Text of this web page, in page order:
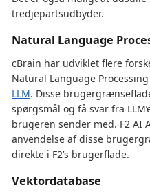
tredjepartsudbyder.
Natural Language
cBrain har udviklet flere
Natural Language
LLM. Disse
spørgsmål og få svar fra
brugeren sender med. F2 AI
anvendelse af disse
direkte i F2’s brugerflade.
Vektordatabase